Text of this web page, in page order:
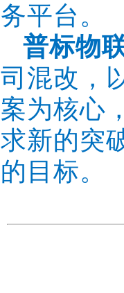
务平台。
普标物
司混改，
案为核心
求新的突
的目标。